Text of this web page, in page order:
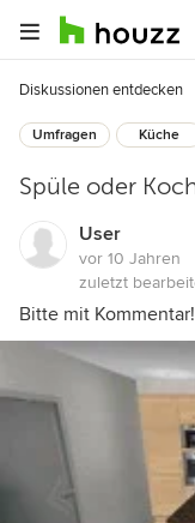
Diskussionen entdecken
Umfragen Küche
Spüle oder
User
vor 10 Jahren
zuletzt
Bitte mit Kommentar!